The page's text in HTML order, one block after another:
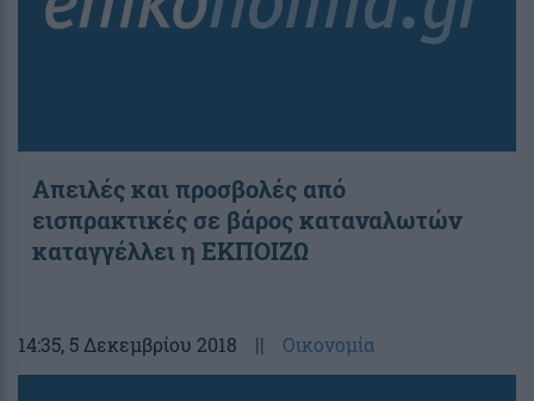
Απειλές και προσβολές από
εισπρακτικές σε βάρος καταναλωτών
καταγγέλλει η ΕΚΠΟΙΖΩ
14:35, 5 Δεκεμβρίου 2018 || Οικονομία